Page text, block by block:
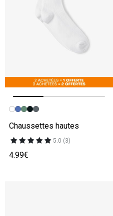
Image précédente
Image suivante
Chaussettes hautes
5.0 (3)
4.99€